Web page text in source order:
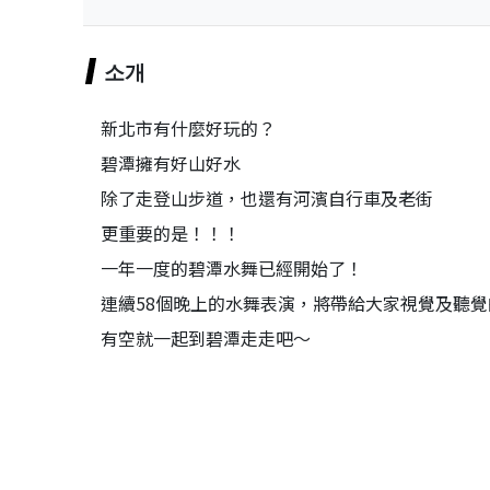
소개
新北市有什麼好玩的？
碧潭擁有好山好水
除了走登山步道，也還有河濱自行車及老街
更重要的是！！！
一年一度的碧潭水舞已經開始了！
連續58個晚上的水舞表演，將帶給大家視覺及聽覺
有空就一起到碧潭走走吧～